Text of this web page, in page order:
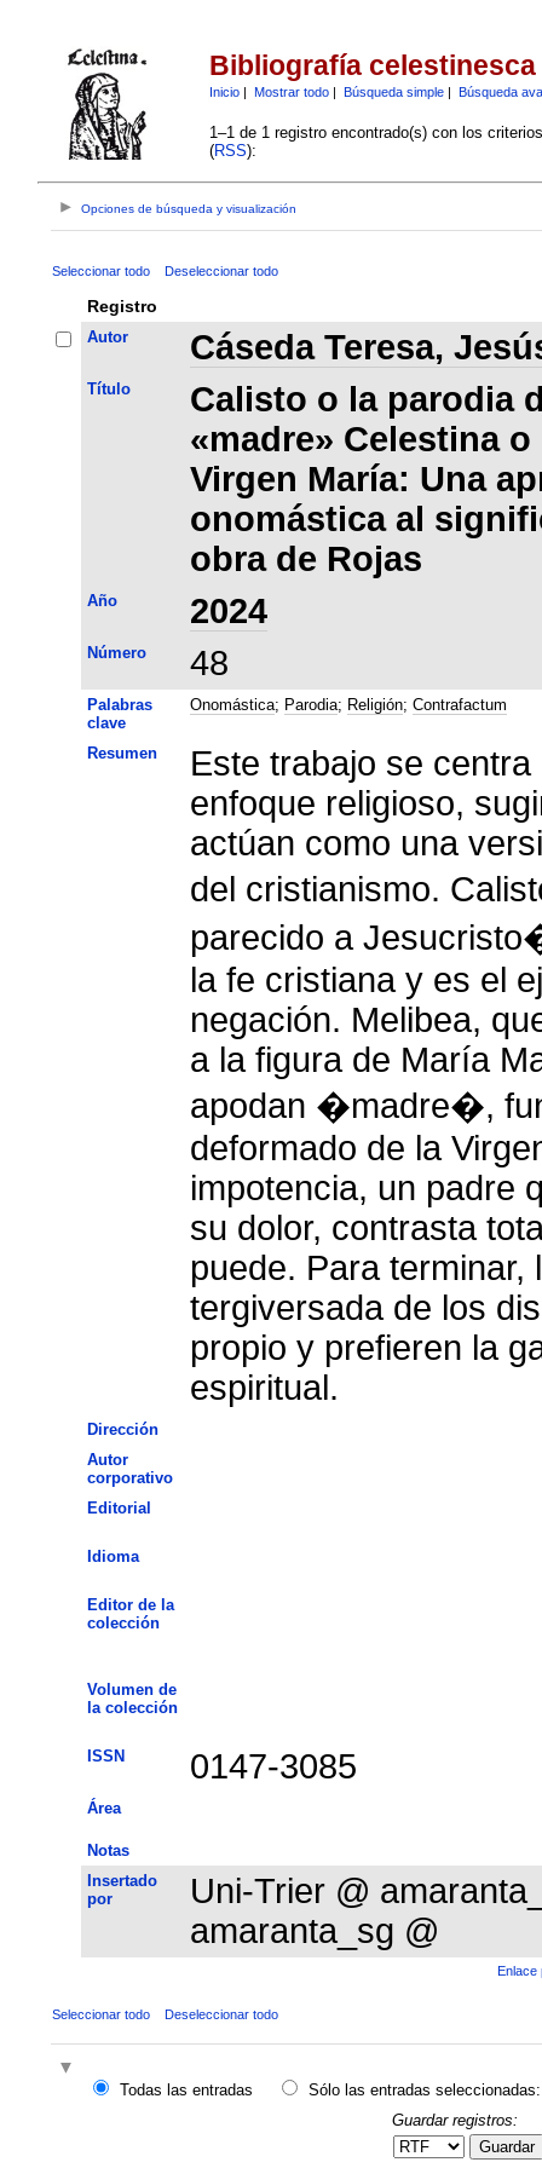
Bibliografía celestinesca
Inicio| Mostrar todo| Búsqueda simple| Búsqueda
1–1 de 1 registro encontrado(s) con los
(RSS):
Opciones de búsqueda y visualización
Seleccionar todo Deseleccionar todo
Registro
Autor Cáseda Teresa,
Título
Calisto o la parodia
«madre» Celestina
Virgen María: Una
onomástica al
obra de Rojas
Año 2024
Número 48
Palabras
clave
Onomástica; Parodia; Religión; Contrafactum
Resumen
Este trabajo se
enfoque religioso,
actúan como una
del cristianismo.
parecido a
la fe cristiana y es el
negación. Melibea,
a la figura de María
apodan �madre�,
deformado de la
impotencia, un padre
su dolor, contrasta
puede. Para
tergiversada de los
propio y prefieren la
espiritual.
Dirección
Autor
corporativo
Editorial
Idioma
Editor de la
colección
Volumen de
la colección
ISSN 0147-3085
Área
Notas
Insertado
por
Uni-Trier @
amaranta_sg @
Enlace
Seleccionar todo Deseleccionar todo
Todas las entradas
Sólo las entradas seleccionadas:
Guardar registros:
Guardar